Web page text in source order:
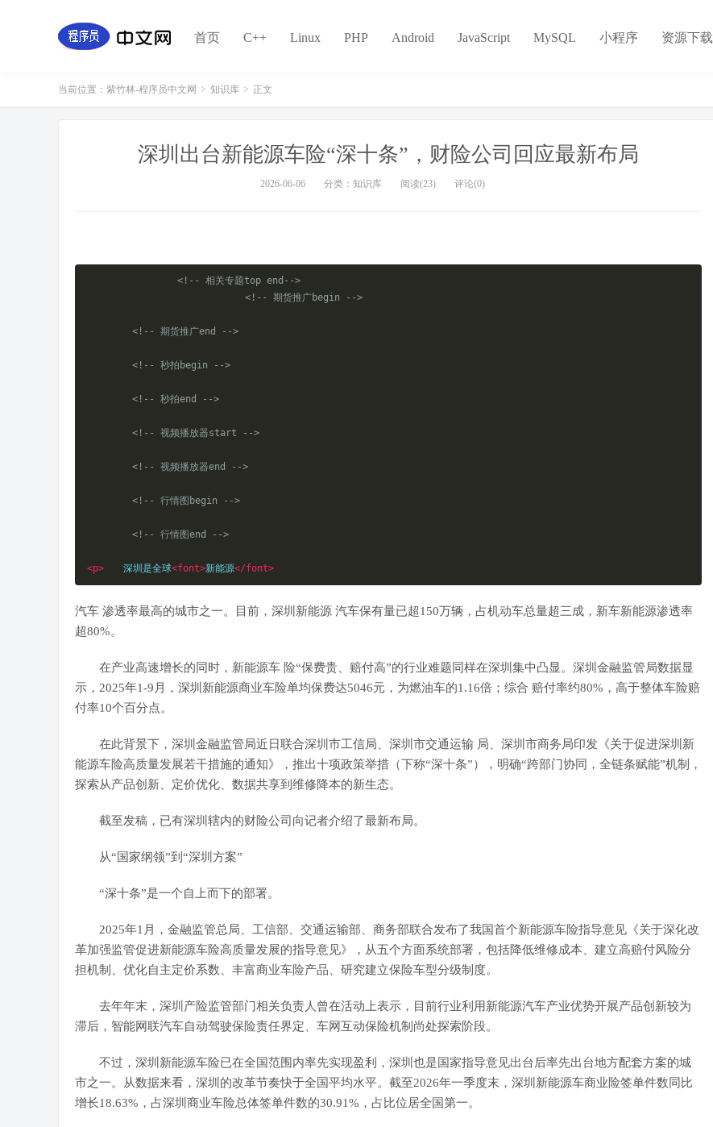
首页 C++ Linux PHP Android JavaScript MySQL 小程序 资源下载
当前位置： 紫竹林-程序员中文网 > 知识库 > 正文
深圳出台新能源车险“深十条”，财险公司回应最新布局
2026-06-06 分类：知识库 阅读(23) 评论(0)
<!-- 相关专题top end-->
<!-- 期货推广begin -->
<!-- 期货推广end -->
<!-- 秒拍begin -->
<!-- 秒拍end -->
<!-- 视频播放器start -->
<!-- 视频播放器end -->
<!-- 行情图begin -->
<!-- 行情图end -->
<p> 深圳是全球<font>新能源</font>
汽车 渗透率最高的城市之一。目前，深圳 新能源 汽车保有量已超150万辆，占机动车总量超三成，新车新能源渗透率
超80%。
在产业高速增长的同时， 新能源车 险“保费贵、赔付高”的行业难题同样在深圳集中凸显。深圳金融监管局数据显
示，2025年1-9月，深圳新能源商业车险单均保费达5046元，为燃油车的1.16倍； 综合 赔付率约80%，高于整体车险赔
付率10个百分点。
在此背景下，深圳金融监管局近日联合深圳市工信局、深圳市交通运输 局、深圳市商务局印发《关于促进深圳 新
能源车险高质量发展若干措施的通知》，推出十项政策举措（下称“深十条”），明确“跨部门协同，全链条赋能”机制，
探索从产品创新、定价优化、数据共享到维修降本的新生态。
截至发稿，已有深圳辖内的财险公司向记者介绍了最新布局。
从“国家纲领”到“深圳方案”
“深十条”是一个自上而下的部署。
2025年1月，金融监管总局、工信部、 交通运输部、商务部联合发布了我国首个新能源车险指导意见《关于深化改
革加强监管促进新能源车险高质量发展的指导意见》，从五个方面系统部署，包括降低维修成本、建立高赔付风险分
担机制、优化自主定价系数、丰富商业车险产品、研究建立保险车型分级制度。
去年年末，深圳产险监管部门相关负责人曾在活动上表示，目前行业利用新能源汽车产业优势开展产品创新较为
滞后，智能网联汽车自动驾驶保险责任界定、车网互动保险机制尚处探索阶段。
不过，深圳新能源车险已在全国范围内率先实现盈利，深圳也是国家指导意见出台后率先出台地方配套方案的城
市之一。从数据来看，深圳的改革节奏快于全国平均水平。截至2026年一季度末，深圳新能源车商业险签单件数同比
增长18.63%，占深圳商业车险总体签单件数的30.91%，占比位居全国第一。